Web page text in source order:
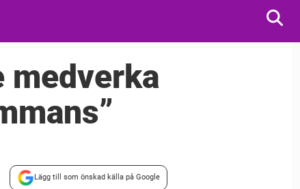
medverka
Lägg till som önskad källa på Google